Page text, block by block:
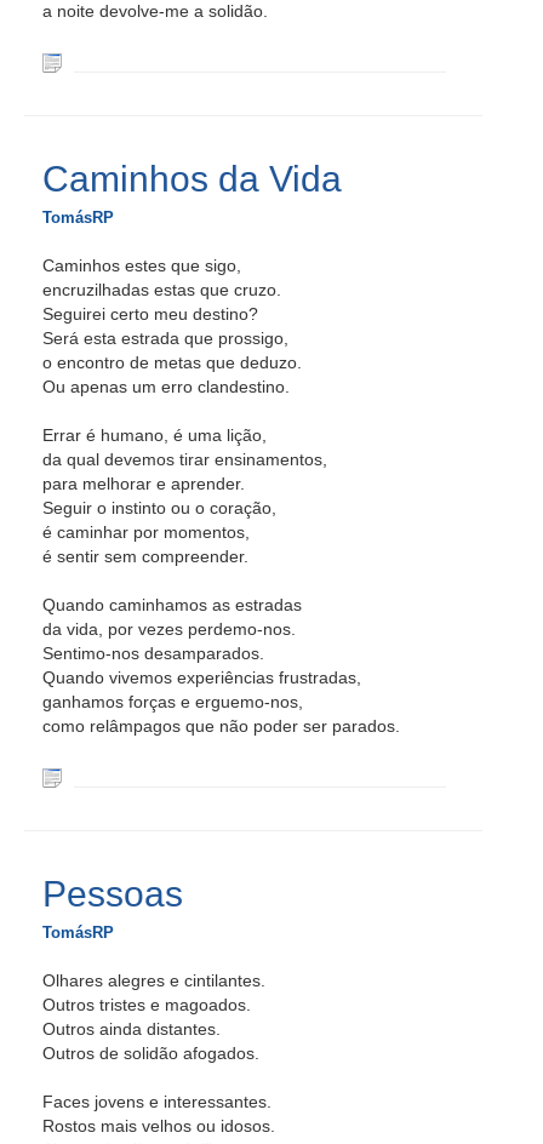
a noite devolve-me a solidão.
Caminhos da Vida
TomásRP
Caminhos estes que sigo,
encruzilhadas estas que cruzo.
Seguirei certo meu destino?
Será esta estrada que prossigo,
o encontro de metas que deduzo.
Ou apenas um erro clandestino.
Errar é humano, é uma lição,
da qual devemos tirar ensinamentos,
para melhorar e aprender.
Seguir o instinto ou o coração,
é caminhar por momentos,
é sentir sem compreender.
Quando caminhamos as estradas
da vida, por vezes perdemo-nos.
Sentimo-nos desamparados.
Quando vivemos experiências frustradas,
ganhamos forças e erguemo-nos,
como relâmpagos que não poder ser parados.
Pessoas
TomásRP
Olhares alegres e cintilantes.
Outros tristes e magoados.
Outros ainda distantes.
Outros de solidão afogados.
Faces jovens e interessantes.
Rostos mais velhos ou idosos.